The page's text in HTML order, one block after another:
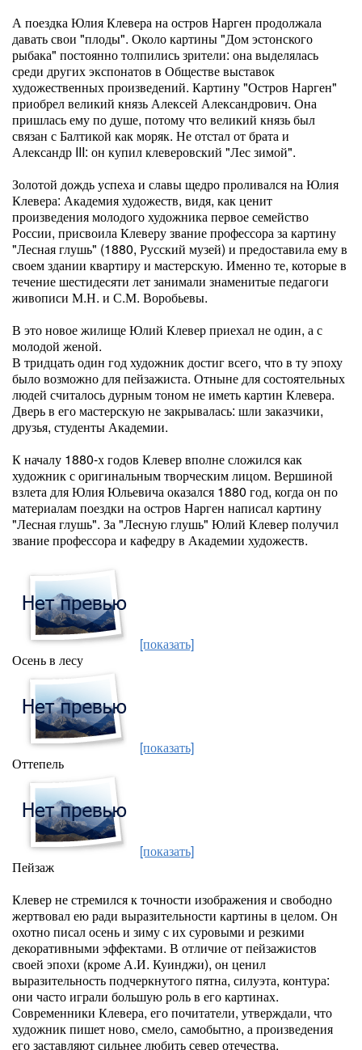
А поездка Юлия Клевера на остров Нарген продолжала
давать свои "плоды". Около картины "Дом эстонского
рыбака" постоянно толпились зрители: она выделялась
среди других экспонатов в Обществе выставок
художественных произведений. Картину "Остров Нарген"
приобрел великий князь Алексей Александрович. Она
пришлась ему по душе, потому что великий князь был
связан с Балтикой как моряк. Не отстал от брата и
Александр III: он купил клеверовский "Лес зимой".
Золотой дождь успеха и славы щедро проливался на Юлия
Клевера: Академия художеств, видя, как ценит
произведения молодого художника первое семейство
России, присвоила Клеверу звание профессора за картину
"Лесная глушь" (1880, Русский музей) и предоставила ему в
своем здании квартиру и мастерскую. Именно те, которые в
течение шестидесяти лет занимали знаменитые педагоги
живописи М.Н. и С.М. Воробьевы.
В это новое жилище Юлий Клевер приехал не один, а с
молодой женой.
В тридцать один год художник достиг всего, что в ту эпоху
было возможно для пейзажиста. Отныне для состоятельных
людей считалось дурным тоном не иметь картин Клевера.
Дверь в его мастерскую не закрывалась: шли заказчики,
друзья, студенты Академии.
К началу 1880-х годов Клевер вполне сложился как
художник с оригинальным творческим лицом. Вершиной
взлета для Юлия Юльевича оказался 1880 год, когда он по
материалам поездки на остров Нарген написал картину
"Лесная глушь". За "Лесную глушь" Юлий Клевер получил
звание профессора и кафедру в Академии художеств.
[показать]
Осень в лесу
[показать]
Оттепель
[показать]
Пейзаж
Клевер не стремился к точности изображения и свободно
жертвовал ею ради выразительности картины в целом. Он
охотно писал осень и зиму с их суровыми и резкими
декоративными эффектами. В отличие от пейзажистов
своей эпохи (кроме А.И. Куинджи), он ценил
выразительность подчеркнутого пятна, силуэта, контура:
они часто играли большую роль в его картинах.
Современники Клевера, его почитатели, утверждали, что
художник пишет ново, смело, самобытно, а произведения
его заставляют сильнее любить север отечества.